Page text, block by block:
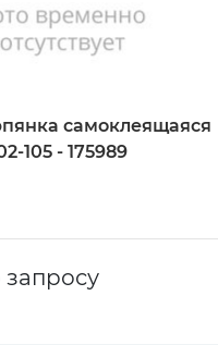
самоклеящаяся
105 - 175989